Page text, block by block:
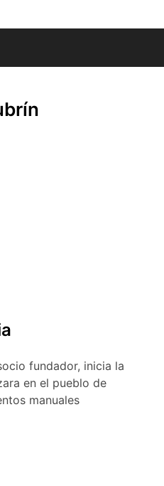
fundador, inicia la
en el pueblo de
manuales